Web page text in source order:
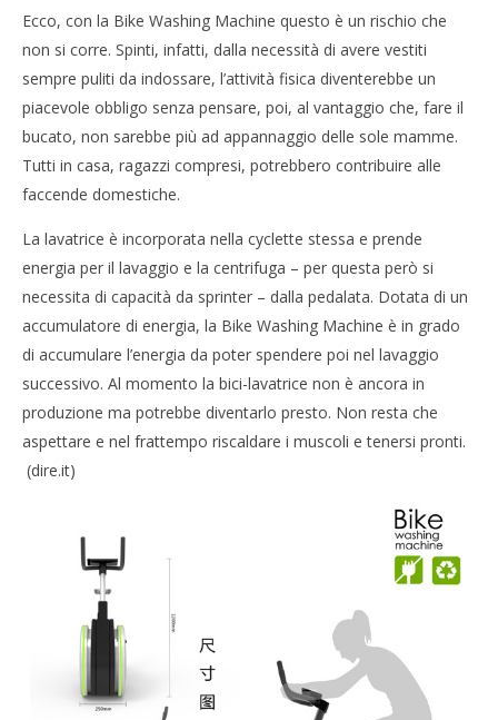
Ecco, con la Bike Washing Machine questo è un rischio che
non si corre. Spinti, infatti, dalla necessità di avere vestiti
sempre puliti da indossare, l’attività fisica diventerebbe un
piacevole obbligo senza pensare, poi, al vantaggio che, fare il
bucato, non sarebbe più ad appannaggio delle sole mamme.
Tutti in casa, ragazzi compresi, potrebbero contribuire alle
faccende domestiche.
La lavatrice è incorporata nella cyclette stessa e prende
energia per il lavaggio e la centrifuga – per questa però si
necessita di capacità da sprinter – dalla pedalata. Dotata di un
accumulatore di energia, la Bike Washing Machine è in grado
di accumulare l’energia da poter spendere poi nel lavaggio
successivo. Al momento la bici-lavatrice non è ancora in
produzione ma potrebbe diventarlo presto. Non resta che
aspettare e nel frattempo riscaldare i muscoli e tenersi pronti.
(dire.it)